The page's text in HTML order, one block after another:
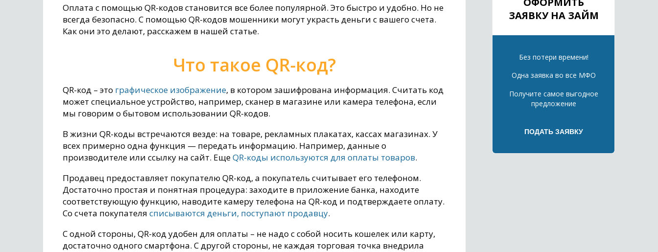
Оплата с помощью QR-кодов становится все более популярной. Это быстро и удобно. Но не
всегда безопасно. С помощью QR-кодов мошенники могут украсть деньги с вашего счета.
Как они это делают, расскажем в нашей статье.
Что такое QR-код?
QR-код – это графическое изображение, в котором зашифрована информация. Считать код
может специальное устройство, например, сканер в магазине или камера телефона, если
мы говорим о бытовом использовании QR-кодов.
В жизни QR-коды встречаются везде: на товаре, рекламных плакатах, кассах магазинах. У
всех примерно одна функция — передать информацию. Например, данные о
производителе или ссылку на сайт. ЕщеQR-коды используются для оплаты товаров.
Продавец предоставляет покупателю QR-код, а покупатель считывает его телефоном.
Достаточно простая и понятная процедура: заходите в приложение банка, находите
соответствующую функцию, наводите камеру телефона на QR-код и подтверждаете оплату.
Со счета покупателя списываются деньги, поступают продавцу.
С одной стороны, QR-код удобен для оплаты – не надо с собой носить кошелек или карту,
достаточно одного смартфона. С другой стороны, не каждая торговая точка внедрила
ЗАЯВКУ НА ЗАЙМ
Без потери времени!
Одна заявка во все МФО
Получите самое выгодное
предложение